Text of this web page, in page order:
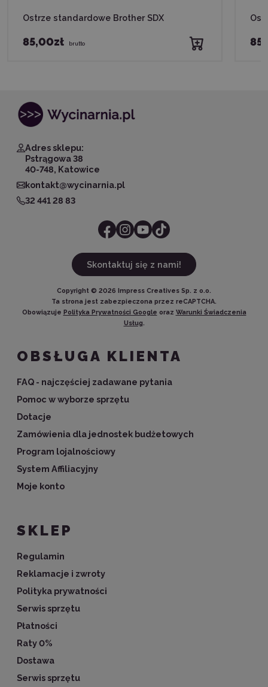
Ostrze standardowe Brother SDX
85,00zł brutto
Adres sklepu:
Pstrągowa 38
40-748, Katowice
kontakt@wycinarnia.pl
32 441 28 83
Skontaktuj się z nami!
Copyright © 2026 Impress Creatives Sp. z o.o.
Ta strona jest zabezpieczona przez reCAPTCHA.
Obowiązuje Polityka Prywatności Google oraz Warunki Świadczenia
Usług.
OBSŁUGA KLIENTA
FAQ - najczęściej zadawane pytania
Pomoc w wyborze sprzętu
Dotacje
Zamówienia dla jednostek budżetowych
Program lojalnościowy
System Affiliacyjny
Moje konto
SKLEP
Regulamin
Reklamacje i zwroty
Polityka prywatności
Serwis sprzętu
Płatności
Raty 0%
Dostawa
Serwis sprzętu